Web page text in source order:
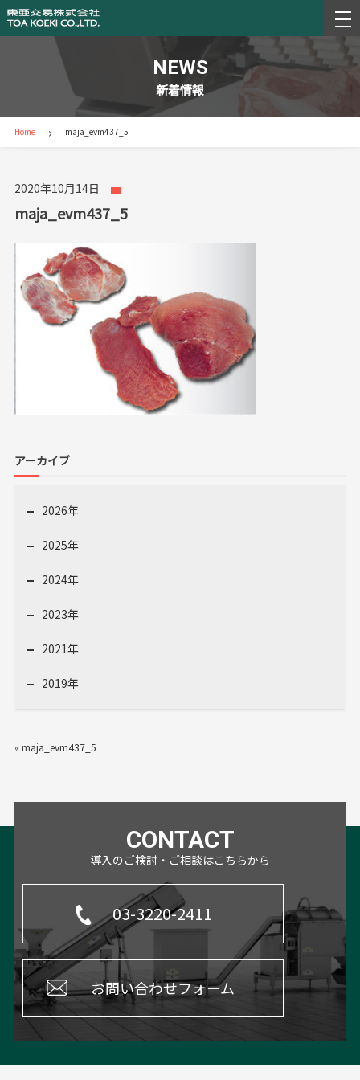
NEWS
新着情報
Home› maja_evm437_5
2020年10月14日
maja_evm437_5
アーカイブ
2026年
2025年
2024年
2023年
2021年
2019年
« maja_evm437_5
CONTACT
導入のご検討・ご相談はこちらから
03-3220-2411
お問い合わせフォーム